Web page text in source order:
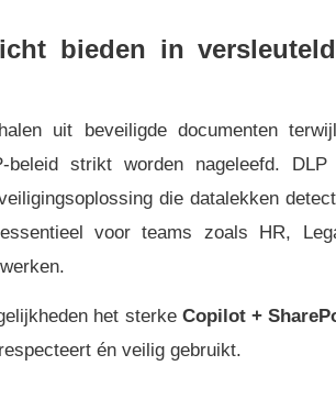
bieden in
uit beveiligde documenten
beleid strikt worden nageleefd.
die datalekken
voor teams zoals HR,
het sterke Copilot +
én veilig gebruikt.